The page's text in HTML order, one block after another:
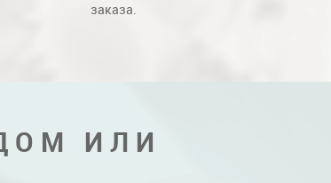
заказа.
ИЛИ